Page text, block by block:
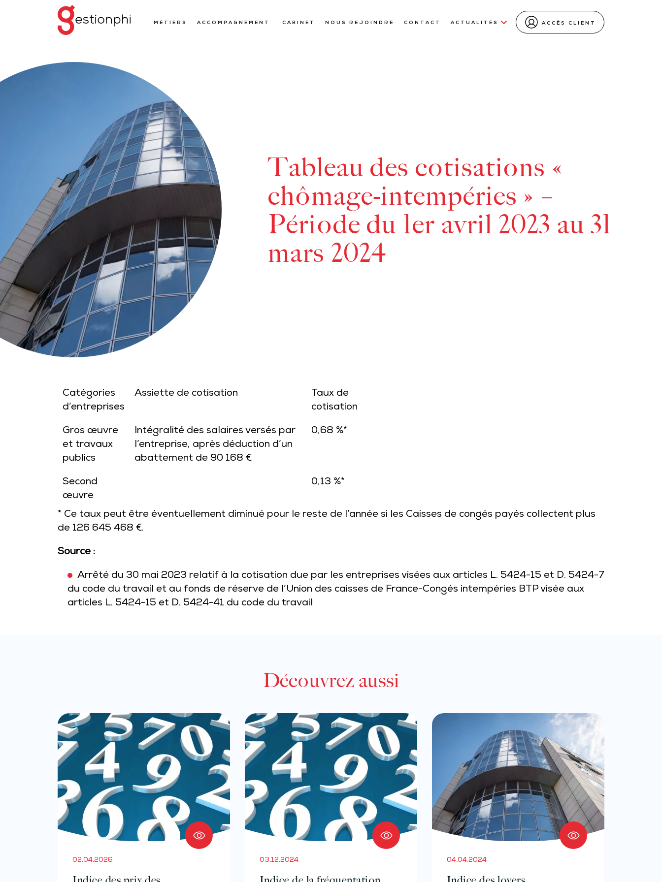
MÉTIERS ACCOMPAGNEMENT CABINET NOUS REJOINDRE CONTACT ACTUALITÉS ACCÈS CLIENT
Tableau des cotisations «
chômage-intempéries » –
Période du 1er avril 2023 au 31
mars 2024
Catégories
d’entreprises
Assiette de cotisation
Taux de
cotisation
Gros œuvre
et travaux
publics
Intégralité des salaires versés par
l’entreprise, après déduction d’un
abattement de 90 168 €
0,68 %*
Second
œuvre
0,13 %*
* Ce taux peut être éventuellement diminué pour le reste de l’année si les Caisses de congés payés collectent plus
de 126 645 468 €.
Source :
Arrêté du 30 mai 2023 relatif à la cotisation due par les entreprises visées aux articles L. 5424-15 et D. 5424-7
du code du travail et au fonds de réserve de l’Union des caisses de France-Congés intempéries BTP visée aux
articles L. 5424-15 et D. 5424-41 du code du travail
Découvrez aussi
02.04.2026 03.12.2024 04.04.2024